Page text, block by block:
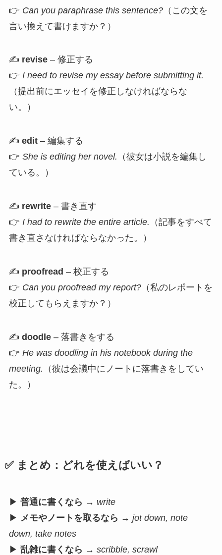
👉 Can you paraphrase this sentence?（この文を
言い換えて書けますか？）
✍️ revise– 修正する
👉 I need to revise my essay before submitting it.
（提出前にエッセイを修正しなければならな
い。）
✍️ edit– 編集する
👉 She is editing her novel. （彼女は小説を編集し
ている。）
✍️ rewrite– 書き直す
👉 I had to rewrite the entire article. （記事をすべて
書き直さなければならなかった。）
✍️ proofread – 校正する
👉 Can you proofread my report?（私のレポートを
校正してもらえますか？）
✍️ doodle– 落書きをする
👉 He was doodling in his notebook during the
meeting. （彼は会議中にノートに落書きをしてい
た。）
✅ まとめ：どれを使えばいい？
▶ 普通に書くなら → write
▶ メモやノートを取るなら → jot down, note
down, take notes
▶ 乱雑に書くなら → scribble, scrawl